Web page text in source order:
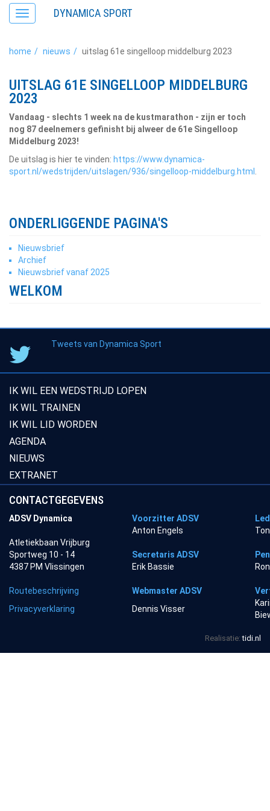
Toggle
navigation
DYNAMICA SPORT
home nieuws uitslag 61e singelloop middelburg 2023
UITSLAG 61E SINGELLOOP MIDDELBURG
2023
Vandaag - slechts 1 week na de kustmarathon - zijn er toch
nog 87 deelnemers gefinisht bij alweer de 61e Singelloop
Middelburg 2023!
De uitslag is hier te vinden: https://www.dynamica-
sport.nl/wedstrijden/uitslagen/936/singelloop-middelburg.html
ONDERLIGGENDE PAGINA'S
Nieuwsbrief
Archief
Nieuwsbrief vanaf 2025
WELKOM
Tweets van Dynamica Sport
IK WIL EEN WEDSTRIJD LOPEN
IK WIL TRAINEN
IK WIL LID WORDEN
AGENDA
NIEUWS
EXTRANET
CONTACTGEGEVENS
ADSV Dynamica Voorzitter ADSV
Anton Engels
Atletiekbaan Vrijburg
Sportweg 10 - 14
Secretaris ADSV
4387 PM Vlissingen
Erik Bassie
Routebeschrijving Webmaster ADSV
Privacyverklaring
Dennis Visser
Realisatie:tidi.nl